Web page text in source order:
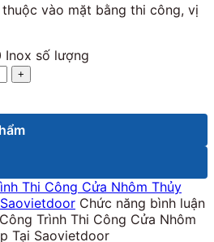
vào mặt bằng thi công, vị
Inox số lượng
Thi Công Cửa Nhôm Thủy
Chức năng bình luận
Trình Thi Công Cửa Nhôm
Tại Saovietdoor